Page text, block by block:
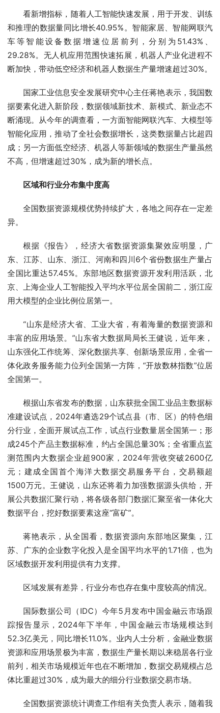
看新增指标，随着人工智能快速发展，用于开发、训练
和推理的数据量同比增长40.95%。智能家居、智能网联汽
车等智能设备数据增速位居前列，分别为51.43%、
29.28%。无人机应用范围快速拓展，机器人产业化进程不
断加快，带动低空经济和机器人数据生产量增速超过30%。
国家工业信息安全发展研究中心主任蒋艳表示，我国数
据要素化进入新阶段，数据领域新技术、新模式、新业态不
断涌现。从今年的调查看，一方面智能网联汽车、大模型等
智能化应用，推动了全社会数据增长，这类数据量占比超四
成；另一方面低空经济、机器人等新领域的数据生产量虽然
不高，但增速超过30%，成为新的增长点。
区域和行业分布集中度高
全国数据资源规模优势持续扩大，各地之间存在一定差
异。
根据《报告》，经济大省数据资源集聚效应明显，广
东、江苏、山东、浙江、河南和四川6个省份数据生产量占
全国比重达57.45%。东部地区数据资源开发利用活跃，北
京、上海企业人工智能投入平均水平位居全国前二，浙江应
用大模型的企业比例位居第一。
“山东是经济大省、工业大省，有着海量的数据资源和
丰富的应用场景。”山东省大数据局局长王健说，近年来，
山东强化工作统筹、深化数据共享、创新场景应用，全省一
体化政务服务能力位列全国第一方阵，“开放数林指数”位居
全国第一。
根据山东省发布的数据，山东获批全国工业品主数据标
准建设试点，2024年遴选29个试点县（市、区）的特色细
分行业，全面开展试点工作，试点行业数量居全国第一；形
成245个产品主数据标准，约占全国总量30%；全省重点监
测范围内大数据企业超900家，2024年营收突破2600亿
元；建成全国首个海洋大数据交易服务平台，交易额超
1500万元。王健说，山东还将着力加强数据源头供给，开
展公共数据汇聚行动，将各级各部门数据汇聚至省一体化大
数据平台，挖好数据要素这座“富矿”。
蒋艳表示，从全国看，数据资源向东部地区聚集，江
苏、广东的企业数字化投入是全国平均水平的1.71倍，也为
区域数据开发利用提供有力支撑。
区域发展有差异，行业分布也存在集中度较高的情况。
国际数据公司（IDC）今年5月发布中国金融云市场跟
踪报告显示，2024年下半年，中国金融云市场规模达到
52.3亿美元，同比增长11.0%。业内人士分析，金融业数据
资源和应用场景极为丰富，数据生产量长期以来稳居各行业
前列，相关市场规模近年也在不断增加，数据交易规模占总
体比重超过30%，成为最大的细分行业数据交易市场。
全国数据资源统计调查工作组有关负责人表示，随着我